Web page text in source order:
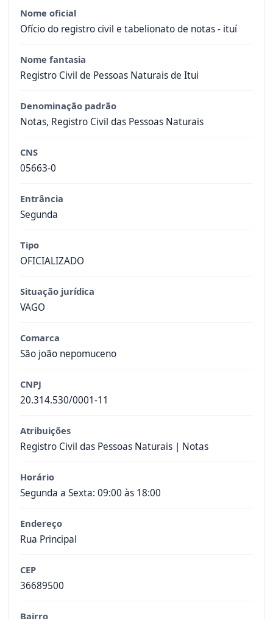
Nome oficial
Ofício do registro civil e tabelionato de notas - ituí
Nome fantasia
Registro Civil de Pessoas Naturais de Itui
Denominação padrão
Notas, Registro Civil das Pessoas Naturais
CNS
05663-0
Entrância
Segunda
Tipo
OFICIALIZADO
Situação jurídica
VAGO
Comarca
São joão nepomuceno
CNPJ
20.314.530/0001-11
Atribuições
Registro Civil das Pessoas Naturais | Notas
Horário
Segunda a Sexta: 09:00 às 18:00
Endereço
Rua Principal
CEP
36689500
Bairro